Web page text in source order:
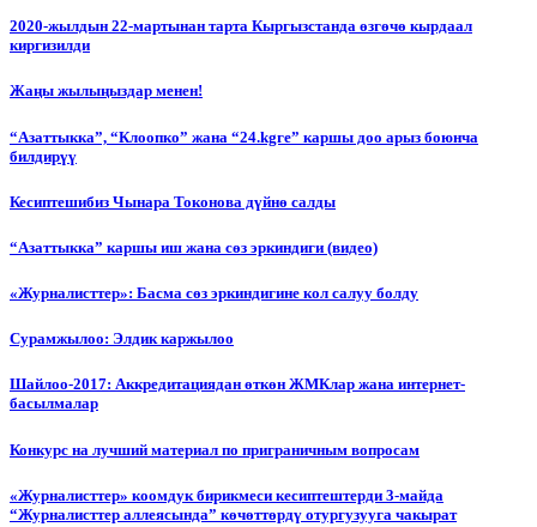
2020-жылдын 22-мартынан тарта Кыргызстанда өзгөчө кырдаал
киргизилди
Жаңы жылыңыздар менен!
“Азаттыкка”, “Клоопко” жана “24.kgге” каршы доо арыз боюнча
билдирүү
Кесиптешибиз Чынара Токонова дүйнө салды
“Азаттыкка” каршы иш жана сөз эркиндиги (видео)
«Журналисттер»: Басма сөз эркиндигине кол салуу болду
Сурамжылоо: Элдик каржылоо
Шайлоо-2017: Аккредитациядан өткөн ЖМКлар жана интернет-
басылмалар
Конкурс на лучший материал по приграничным вопросам
«Журналисттер» коомдук бирикмеси кесиптештерди 3-майда
“Журналисттер аллеясында” көчөттөрдү отургузууга чакырат